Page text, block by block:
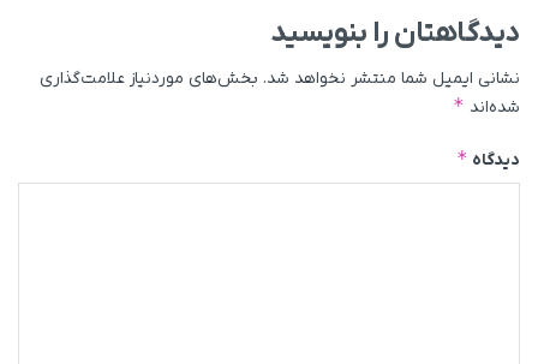
دیدگاهتان را بنویسید
نشانی ایمیل شما منتشر نخواهد شد. بخش‌های موردنیاز علامت‌گذاری
شده‌اند *
دیدگاه *